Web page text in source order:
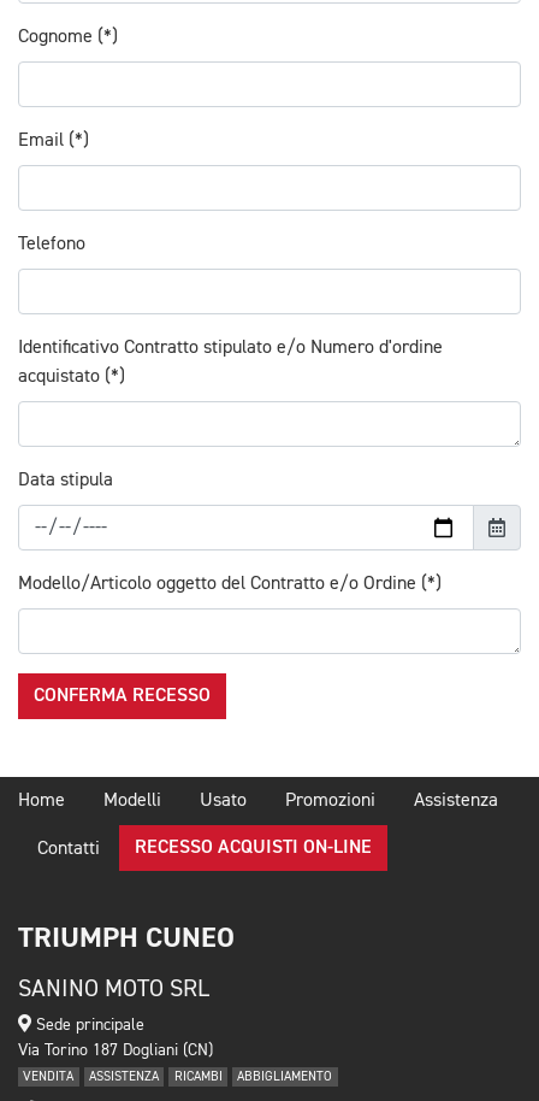
Cognome (*)
Email (*)
Telefono
Identificativo Contratto stipulato e/o Numero d'ordine
acquistato (*)
Data stipula
Modello/Articolo oggetto del Contratto e/o Ordine (*)
CONFERMA RECESSO
Home Modelli Usato Promozioni Assistenza
Contatti RECESSO ACQUISTI ON-LINE
TRIUMPH CUNEO
SANINO MOTO SRL
Sede principale
Via Torino 187 Dogliani (CN)
VENDITA ASSISTENZA RICAMBI ABBIGLIAMENTO